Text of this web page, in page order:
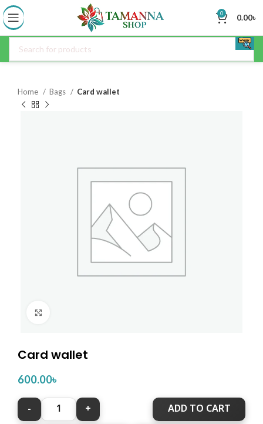
0 0.00৳
Home Bags Card wallet
Card wallet
600.00৳
ADD TO CART